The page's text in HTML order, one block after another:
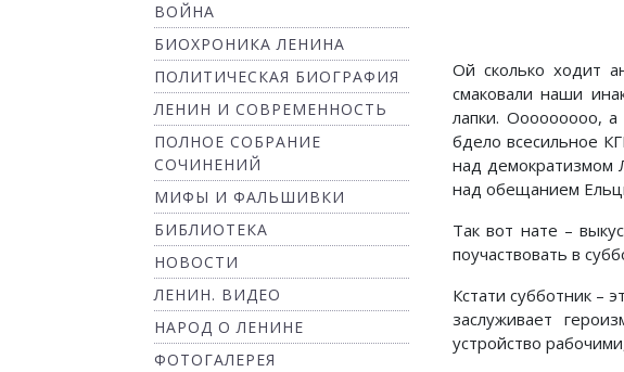
ВОЙНА
БИОХРОНИКА ЛЕНИНА
ПОЛИТИЧЕСКАЯ БИОГРАФИЯ
ЛЕНИН И СОВРЕМЕННОСТЬ
ПОЛНОЕ СОБРАНИЕ
СОЧИНЕНИЙ
МИФЫ И ФАЛЬШИВКИ
БИБЛИОТЕКА
НОВОСТИ
ЛЕНИН. ВИДЕО
НАРОД О ЛЕНИНЕ
ФОТОГАЛЕРЕЯ
Ой сколько ходит
смаковали наши
лапки. Ооооооооо,
бдело всесильное
над демократизмом
над обещанием
Так вот нате –
поучаствовать в
Кстати субботник –
заслуживает
устройство